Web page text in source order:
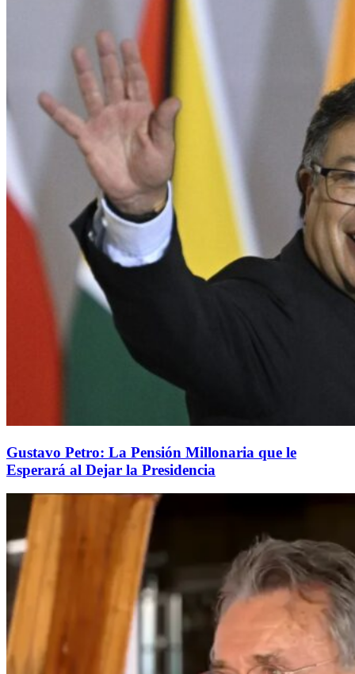
Gustavo Petro: La Pensión Millonaria que le
Esperará al Dejar la Presidencia